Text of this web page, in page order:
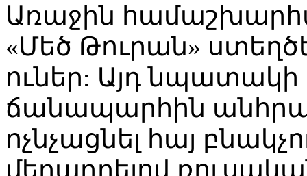
Առաջին
«Մեծ Թուրան»
ուներ: Այդ
ճանապարհին
ոչնչացնել հայ
մեղադրելով